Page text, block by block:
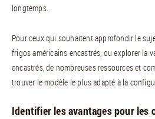
longtemps.
Pour ceux qui souhaitent approfondir le
frigos américains encastrés, ou explorer la
encastrés, de nombreuses ressources et
trouver le modèle le plus adapté à la
Identifier les avantages pour les